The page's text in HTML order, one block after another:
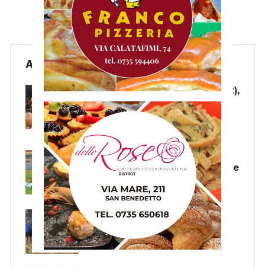
Articoli Recenti
Samb-Lanciano 4-0: Faggioli (2),
Candellori e Perrotta in gol
nell’ultima amichevole.
CRONACA
Samb-Lanciano 4-0: in gol
Faggioli (doppietta), Candellori e
La Samb Beach Soccer batte
Milano 9-3 e va in Semifinale
Scudetto!